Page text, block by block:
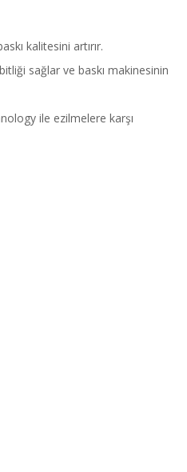
kalitesini artırır.
sağlar ve baskı makinesinin
ile ezilmelere karşı